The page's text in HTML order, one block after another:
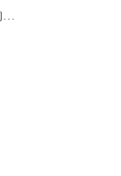
异梦残响游戏最新版